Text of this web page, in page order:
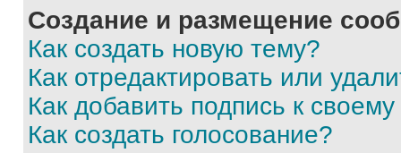
Создание и размещение
Как создать новую тему?
Как отредактировать или
Как добавить подпись к
Как создать голосование?